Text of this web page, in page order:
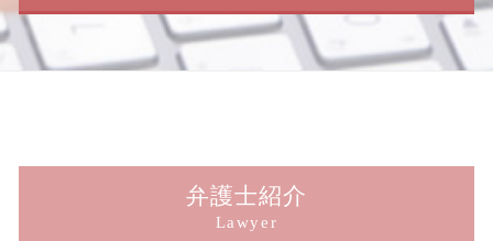
刑事事件 弁護士 費用 被害者
詐欺 受け子
刑事事件 判決 種類
交通事故 示談 請求書
交通事故 示談交渉 弁護士 期間
交通事故 解決 示談
交通事故 解決しない
交通事故 問題 法律
不倫 犯罪
男女トラブル 相談
ストーカー被害
ストーカー被害 賠償
犯罪被害給付制度 遺族
犯罪被害給付制度 問題点
犯罪被害給付制度 法
犯罪被害給付制度 法律
犯罪被害給付制度 見直し
示談交渉 不成立
刑事事件 示談 損害賠償
示談 損害賠償 違い
損害賠償 請求 方法
損害賠償 請求されたら
新宿 損害賠償請求
新宿 男女トラブル
弁護士紹介
Lawyer